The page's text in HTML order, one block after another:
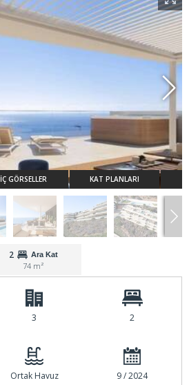
İÇ GÖRSELLER KAT PLANLARI
2 Ara Kat
74 m²
3 2
Ortak Havuz 9 / 2024